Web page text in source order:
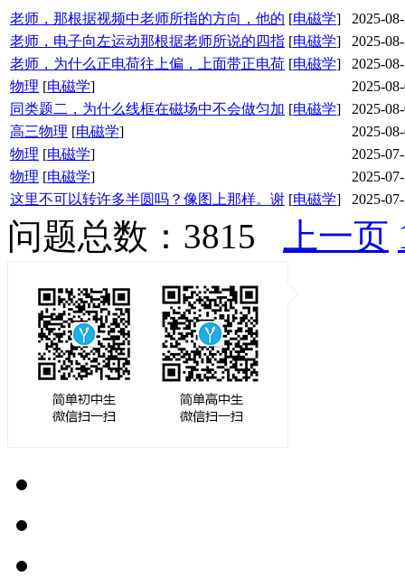
老师，那根据视频中老师所指的方向，他的 [电磁学]
2025-
老师，电子向左运动那根据老师所说的四指 [电磁学]
2025-
老师，为什么正电荷往上偏，上面带正电荷 [电磁学]
2025-
物理 [电磁学]
2025-
同类题二，为什么线框在磁场中不会做匀加 [电磁学]
2025-
高三物理 [电磁学]
2025-
物理 [电磁学]
2025-
物理 [电磁学]
2025-
这里不可以转许多半圆吗？像图上那样。谢 [电磁学] 2025-
问题总数：3815 上一页